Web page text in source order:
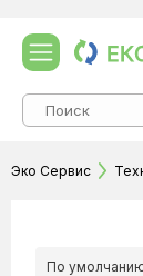
Эко Сервис
По